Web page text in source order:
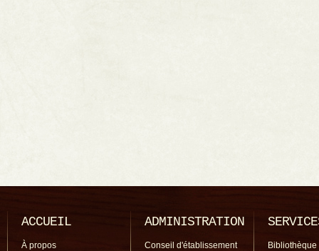
ACCUEIL
À propos
ADMINISTRATION
Conseil d'établissement
Bibliothèque